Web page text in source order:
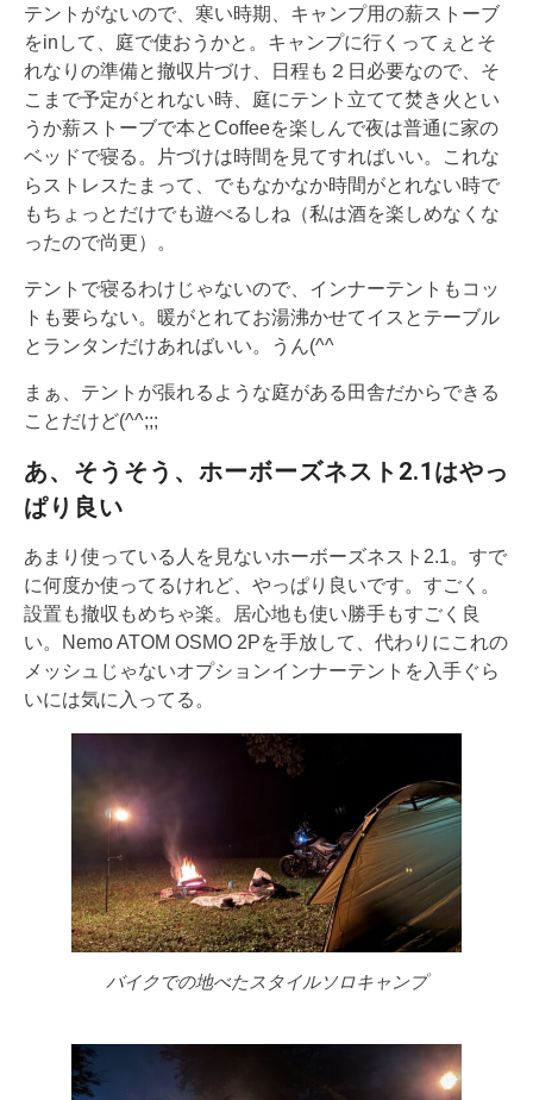
テントがないので、寒い時期、キャンプ用の薪ストーブ
をinして、庭で使おうかと。キャンプに行くってぇとそ
れなりの準備と撤収片づけ、日程も２日必要なので、そ
こまで予定がとれない時、庭にテント立てて焚き火とい
うか薪ストーブで本とCoffeeを楽しんで夜は普通に家の
ベッドで寝る。片づけは時間を見てすればいい。これな
らストレスたまって、でもなかなか時間がとれない時で
もちょっとだけでも遊べるしね（私は酒を楽しめなくな
ったので尚更）。
テントで寝るわけじゃないので、インナーテントもコッ
トも要らない。暖がとれてお湯沸かせてイスとテーブル
とランタンだけあればいい。うん(^^
まぁ、テントが張れるような庭がある田舎だからできる
ことだけど(^^;;;
あ、そうそう、ホーボーズネスト2.1はやっ
ぱり良い
あまり使っている人を見ないホーボーズネスト2.1。すで
に何度か使ってるけれど、やっぱり良いです。すごく。
設置も撤収もめちゃ楽。居心地も使い勝手もすごく良
い。Nemo ATOM OSMO 2Pを手放して、代わりにこれの
メッシュじゃないオプションインナーテントを入手ぐら
いには気に入ってる。
バイクでの地べたスタイルソロキャンプ